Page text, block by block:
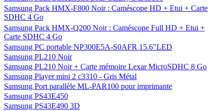
Samsung Pack HMX-F800 Noir : Caméscope HD + Etui + Carte
SDHC 4 Go
Samsung Pack HMX-Q200 Noir : Caméscope Full HD + Etui +
Carte SDHC 4 Go
Samsung PC portable NP300E5A-S0AFR 15.6"LED
Samsung PL210 Noir
Samsung PL210 Noir + Carte mémoire Lexar MicroSDHC 8 Go
Samsung Player mini 2 c3310 - Gris Métal
Samsung Port parallèle ML-PAR100 pour imprimante
Samsung PS43E450
Samsung PS43E490 3D